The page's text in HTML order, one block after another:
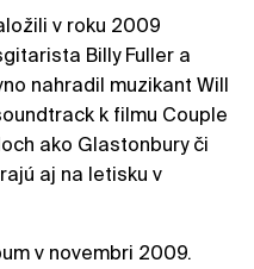
v roku 2009
Billy Fuller a
nahradil muzikant Will
k filmu Couple
ako Glastonbury či
aj na letisku v
v novembri 2009.